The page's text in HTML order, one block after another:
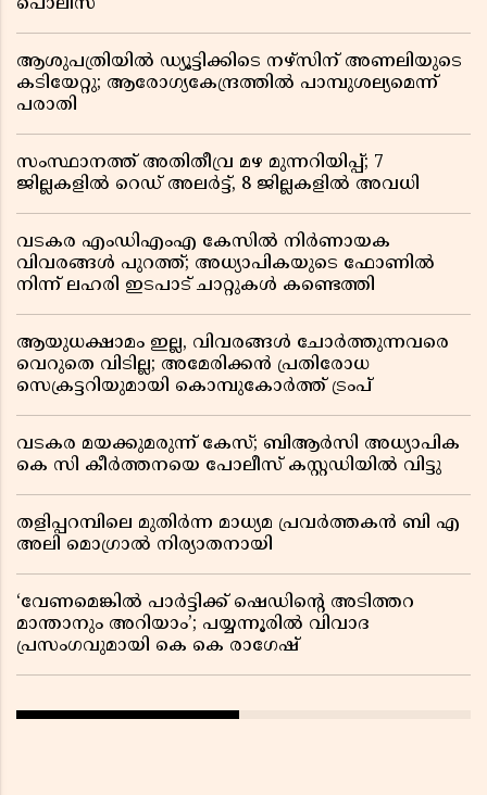
പൊലീസ്
ആശുപത്രിയിൽ ഡ്യൂട്ടിക്കിടെ നഴ്സിന് അണലിയുടെ
കടിയേറ്റു; ആരോഗ്യകേന്ദ്രത്തിൽ പാമ്പുശല്യമെന്ന്
പരാതി
സംസ്ഥാനത്ത് അതിതീവ്ര മഴ മുന്നറിയിപ്പ്; 7
ജില്ലകളിൽ റെഡ് അലർട്ട്, 8 ജില്ലകളിൽ അവധി
വടകര എംഡിഎംഎ കേസിൽ നിർണായക
വിവരങ്ങൾ പുറത്ത്; അധ്യാപികയുടെ ഫോണിൽ
നിന്ന് ലഹരി ഇടപാട് ചാറ്റുകൾ കണ്ടെത്തി
ആയുധക്ഷാമം ഇല്ല, വിവരങ്ങൾ ചോർത്തുന്നവരെ
വെറുതെ വിടില്ല; അമേരിക്കൻ പ്രതിരോധ
സെക്രട്ടറിയുമായി കൊമ്പുകോർത്ത് ട്രംപ്
വടകര മയക്കുമരുന്ന് കേസ്; ബിആർസി അധ്യാപിക
കെ സി കീർത്തനയെ പോലീസ് കസ്റ്റഡിയിൽ വിട്ടു
തളിപ്പറമ്പിലെ മുതിർന്ന മാധ്യമ പ്രവർത്തകൻ ബി എ
അലി മൊഗ്രാൽ നിര്യാതനായി
‘വേണമെങ്കിൽ പാർട്ടിക്ക് ഷെഡിൻ്റെ അടിത്തറ
മാന്താനും അറിയാം’; പയ്യന്നൂരിൽ വിവാദ
പ്രസംഗവുമായി കെ കെ രാഗേഷ്